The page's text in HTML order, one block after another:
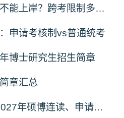
2027跨专业考博能不能上岸？跨考限制多不多？
申请考核制vs普通统考
博士研究生招生简章
章汇总
中国人民公安大学2027年硕博连读、申请考核、本科直博博士研究生招生报名事宜的通知